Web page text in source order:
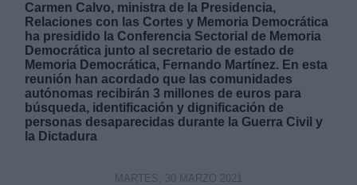
Carmen Calvo, ministra de la Presidencia,
Relaciones con las Cortes y Memoria Democrática
ha presidido la Conferencia Sectorial de Memoria
Democrática junto al secretario de estado de
Memoria Democrática, Fernando Martínez. En esta
reunión han acordado que las comunidades
autónomas recibirán 3 millones de euros para
búsqueda, identificación y dignificación de
personas desaparecidas durante la Guerra Civil y
la Dictadura
MARTES, 30 MARZO 2021
Derechos:
Información adicional